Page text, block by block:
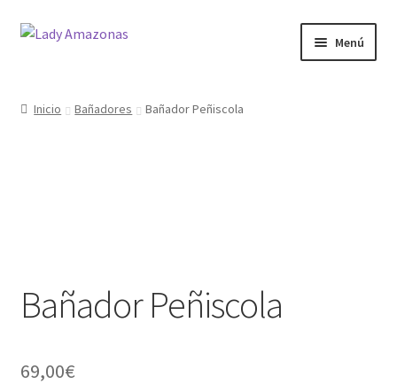
Menú
Mi cuenta
Tienda
Inicio Bañadores Bañador Peñiscola
Bañador Peñiscola
69,00€